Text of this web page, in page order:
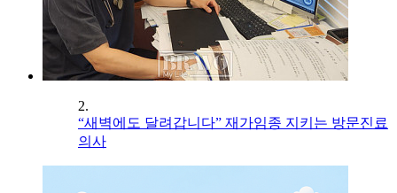
2.
“새벽에도 달려갑니다” 재가임종 지키는 방문진료
의사